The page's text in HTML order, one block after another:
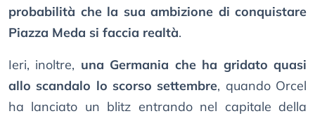
probabilità che la sua ambizione di conquistare
Piazza Meda si faccia realtà.
Ieri, inoltre, una Germania che ha gridato quasi
allo scandalo lo scorso settembre, quando Orcel
ha lanciato un blitz entrando nel capitale della